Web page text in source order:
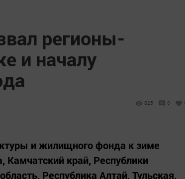
регионы-
и началу
825 0
и жилищного фонда к зиме
Камчатский край, Республики
Республика Алтай, Тульская,